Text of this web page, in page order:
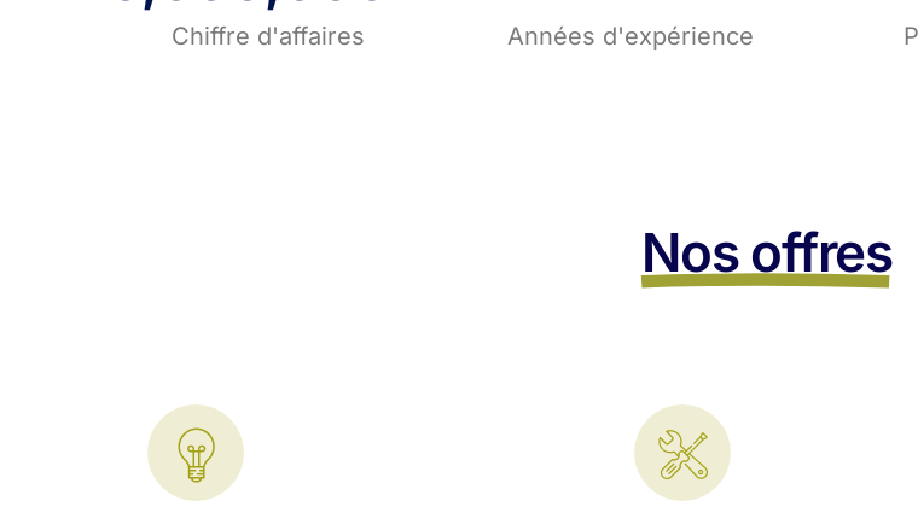
Chiffre d'affaires Années d'expérience
Nos offres